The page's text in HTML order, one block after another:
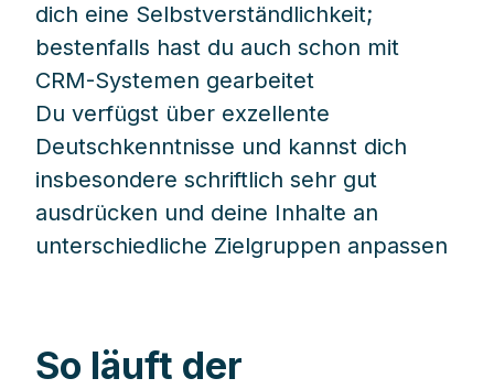
dich eine Selbstverständlichkeit;
bestenfalls hast du auch schon mit
CRM-Systemen gearbeitet
Du verfügst über exzellente
Deutschkenntnisse und kannst dich
insbesondere schriftlich sehr gut
ausdrücken und deine Inhalte an
unterschiedliche Zielgruppen anpassen
So läuft der